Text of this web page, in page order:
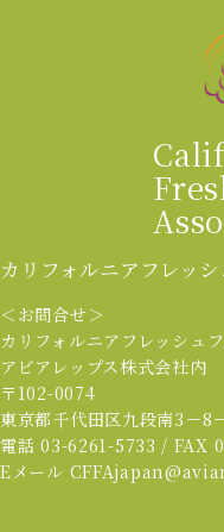
カリフォルニアフレッ
＜お問合せ＞
カリフォルニアフレッシュ
アビアレップス株式会社内
〒102-0074
東京都千代田区九段南3－8
電話 03-6261-5733 / FAX
Eメール